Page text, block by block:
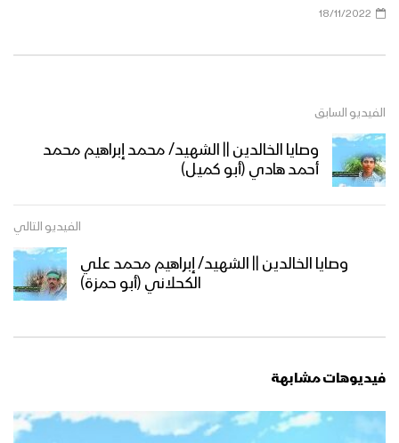
18/11/2022
الفيديو السابق
وصايا الخالدين || الشهيد/ محمد إبراهيم محمد
أحمد هادي (أبو كميل)
الفيديو التالي
وصايا الخالدين || الشهيد/ إبراهيم محمد علي
الكحلاني (أبو حمزة)
فيديوهات مشابهة